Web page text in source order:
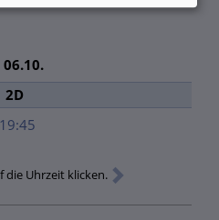
06.10.
2D
19:45
die Uhrzeit klicken.